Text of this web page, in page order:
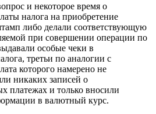
и некоторое время о
налога на приобретение
либо делали соответствующую
при совершении операции по
особые чеки в
третьи по аналогии с
которого намерено не
никаких записей о
платежах и только вносили
в валютный курс.